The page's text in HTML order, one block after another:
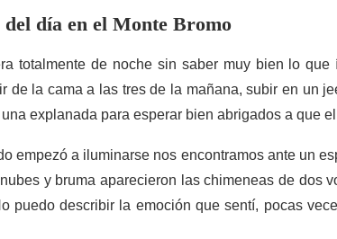
día en el Monte Bromo
totalmente de noche sin saber muy bien lo
de la cama a las tres de la mañana, subir en un
explanada para esperar bien abrigados a que
empezó a iluminarse nos encontramos ante un
y bruma aparecieron las chimeneas de dos
puedo describir la emoción que sentí, pocas